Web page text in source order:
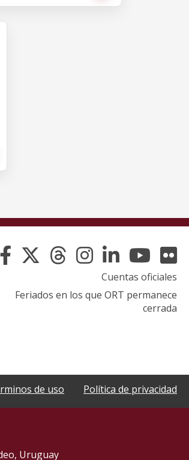
Cuentas oficiales
Feriados en los que ORT permanece
cerrada
de uso Política de privacidad
Uruguay